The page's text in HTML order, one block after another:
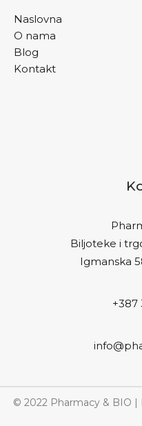
Naslovna
O nama
Blog
Kontakt
Biljoteke i
Igmanska
+387
© 2022 Pharmacy & BIO |